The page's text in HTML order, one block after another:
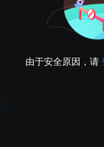
由于安全原因，请